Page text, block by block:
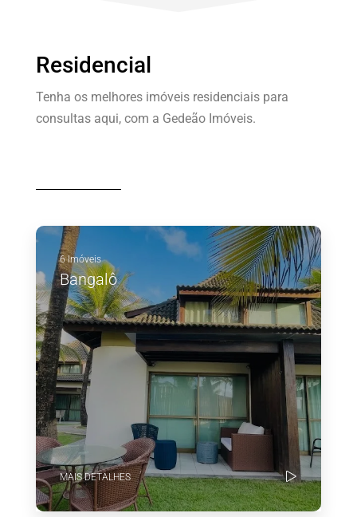
Residencial
Tenha os melhores imóveis residenciais para
consultas aqui, com a Gedeão Imóveis.
6 Imóveis
Bangalô
MAIS DETALHES